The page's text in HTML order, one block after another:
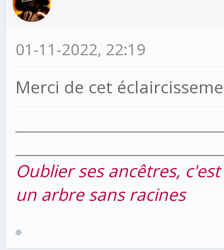
01-11-2022, 22:19
Merci de cet
Oublier ses ancêtres,
un arbre sans racines